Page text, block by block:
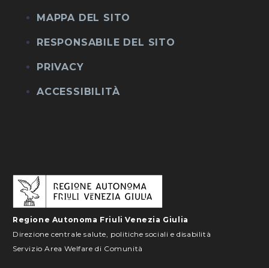
MAPPA DEL SITO
RESPONSABILE DEL SITO
PRIVACY
ACCESSIBILITÀ
Regione Autonoma Friuli Venezia Giulia
Direzione centrale salute, politiche sociali e disabilità
Servizio Area Welfare di Comunità